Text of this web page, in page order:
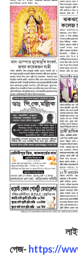
পেজ- https://